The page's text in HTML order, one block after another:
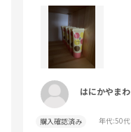
はにかやまわ
購入確認済み 年代:50代